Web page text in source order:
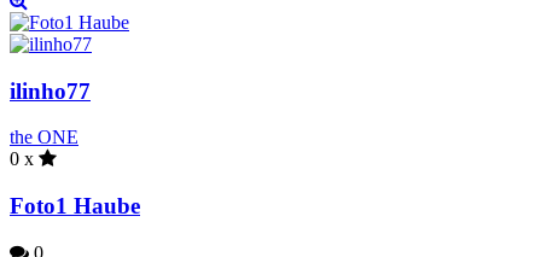
ilinho77
the ONE
0 x
Foto1 Haube
0